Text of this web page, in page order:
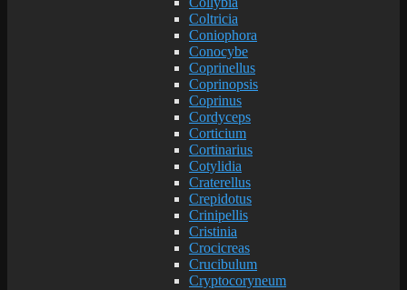
Coltricia
Coniophora
Conocybe
Coprinellus
Coprinopsis
Coprinus
Cordyceps
Corticium
Cortinarius
Cotylidia
Craterellus
Crepidotus
Crinipellis
Cristinia
Crocicreas
Crucibulum
Cryptocoryneum